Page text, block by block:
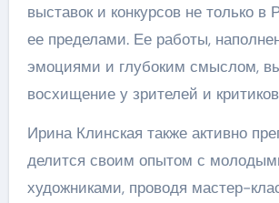
выставок и конкурсов не только в
ее пределами. Ее работы,
эмоциями и глубоким смыслом,
восхищение у зрителей и
Ирина Клинская также активно
делится своим опытом с
художниками, проводя мастер-